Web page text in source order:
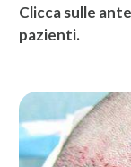
Clicca sulle
pazienti.